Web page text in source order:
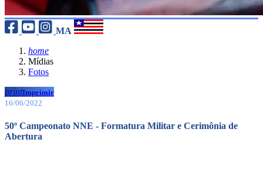
MA
home
Mídias
Fotos
printImprimir
16/06/2022
50º Campeonato NNE - Formatura Militar e Cerimônia de
Abertura